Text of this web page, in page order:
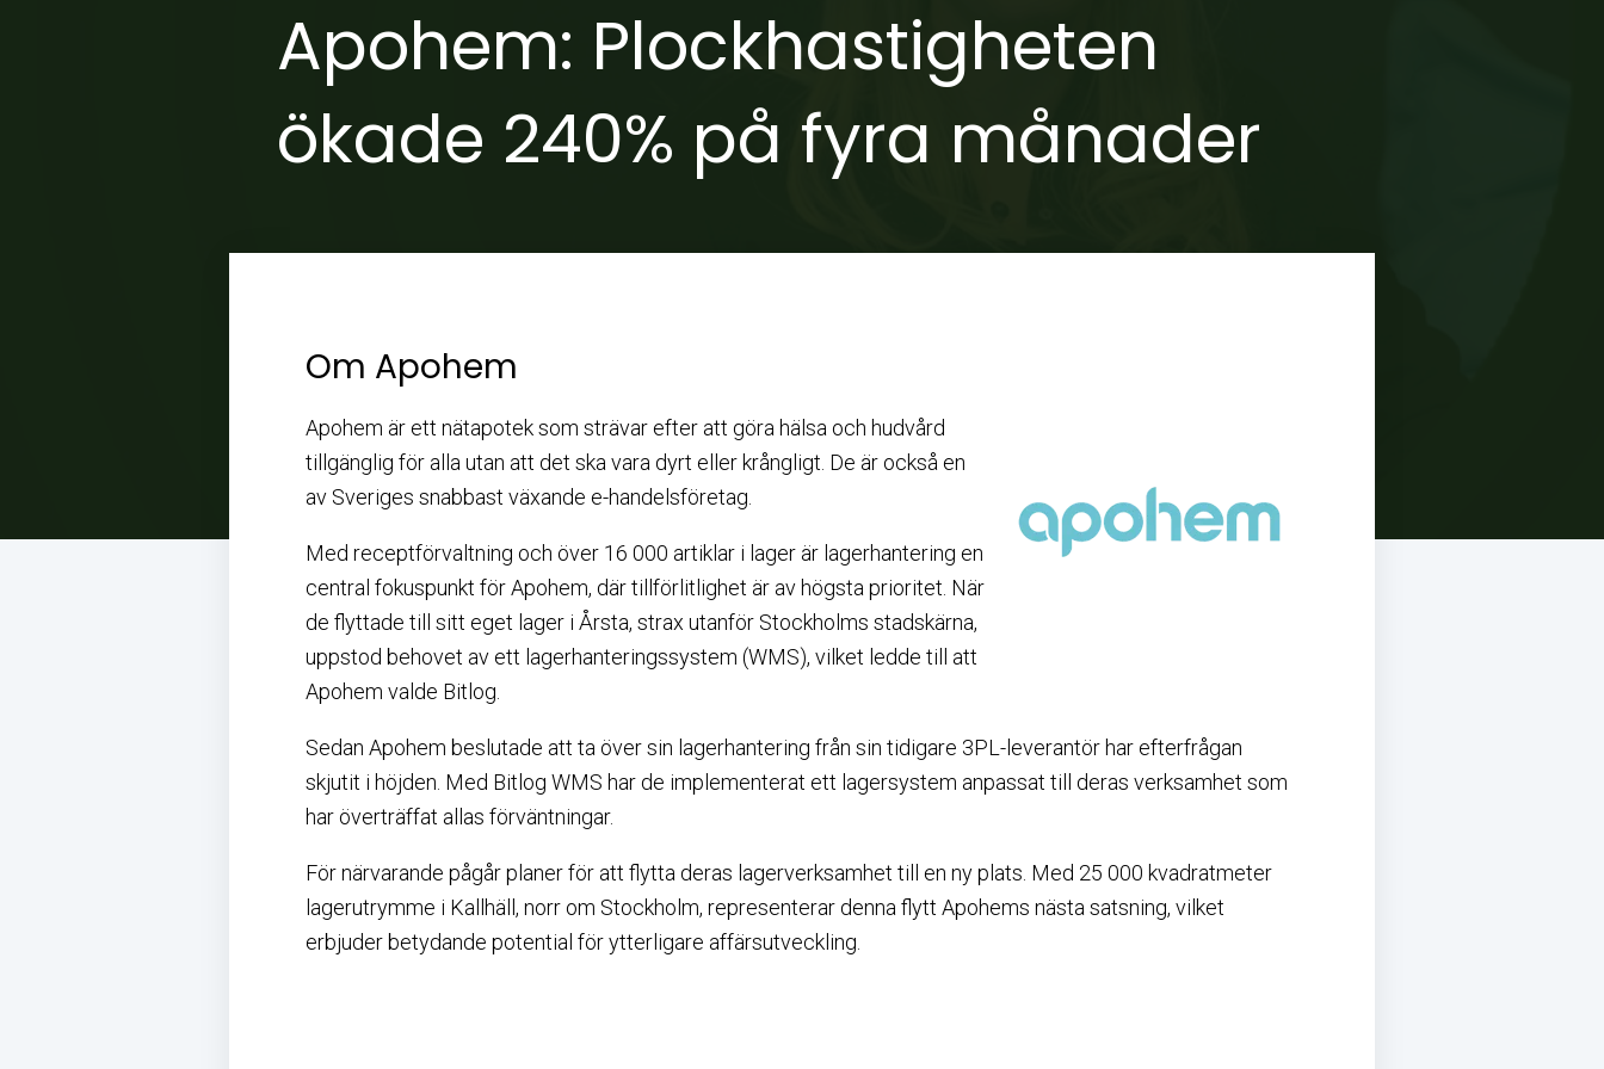
Apohem: Plockhastigheten
ökade 240% på fyra månader
Om Apohem
Apohem är ett nätapotek som strävar efter att göra hälsa och hudvård
tillgänglig för alla utan att det ska vara dyrt eller krångligt. De är också en
av Sveriges snabbast växande e-handelsföretag.
Med receptförvaltning och över 16 000 artiklar i lager är lagerhantering en
central fokuspunkt för Apohem, där tillförlitlighet är av högsta prioritet. När
de flyttade till sitt eget lager i Årsta, strax utanför Stockholms stadskärna,
uppstod behovet av ett lagerhanteringssystem (WMS), vilket ledde till att
Apohem valde Bitlog.
Sedan Apohem beslutade att ta över sin lagerhantering från sin tidigare 3PL-leverantör har efterfrågan
skjutit i höjden. Med Bitlog WMS har de implementerat ett lagersystem anpassat till deras verksamhet som
har överträffat allas förväntningar.
För närvarande pågår planer för att flytta deras lagerverksamhet till en ny plats. Med 25 000 kvadratmeter
lagerutrymme i Kallhäll, norr om Stockholm, representerar denna flytt Apohems nästa satsning, vilket
erbjuder betydande potential för ytterligare affärsutveckling.